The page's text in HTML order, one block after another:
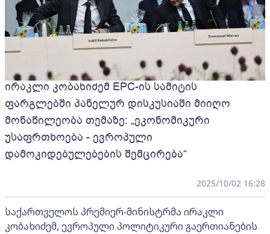
ირაკლი კობახიძემ EPC-ის სამიტის
ფარგლებში პანელურ დისკუსიაში მიიღო
მონაწილეობა თემაზე: „ეკონომიკური
უსაფრთხოება - ევროპული
დამოკიდებულებების შემცირება“
2025/10/02 16:28
საქართველოს პრემიერ-მინისტრმა ირაკლი
კობახიძემ, ევროპული პოლიტიკური გაერთიანების